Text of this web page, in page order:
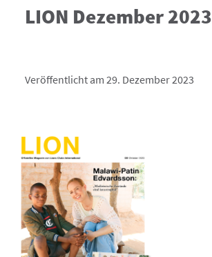
LION Dezember 2023
Veröffentlicht am 29. Dezember 2023